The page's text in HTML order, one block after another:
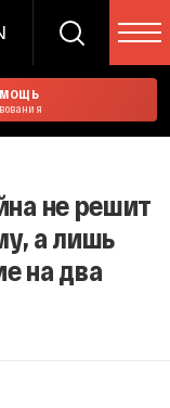
не решит
а лишь
на два